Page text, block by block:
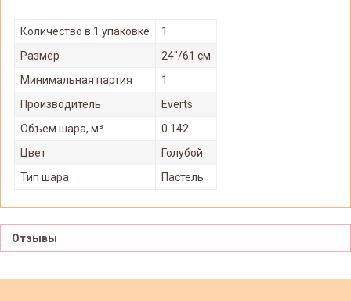
Количество в 1 упаковке
1
Размер
24"/61 см
Минимальная партия
1
Производитель
Everts
Объем шара, м³
0.142
Цвет
Голубой
Тип шара
Пастель
Отзывы